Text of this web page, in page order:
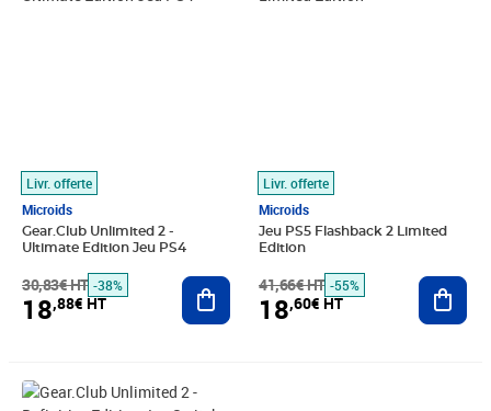
Livr. offerte
Microids
Gear.Club Unlimited 2 -
Ultimate Edition Jeu PS4
30,83€ HT -38%
18,88€ HT
Ajouter au panier
Livr. offerte
Microids
Jeu PS5 Flashback 2 Limited
Edition
41,66€ HT -55%
18,60€ HT
Prix 28,15€ HT